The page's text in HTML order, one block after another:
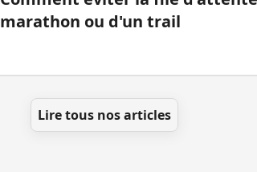
marathon ou d'un trail
Lire tous nos articles